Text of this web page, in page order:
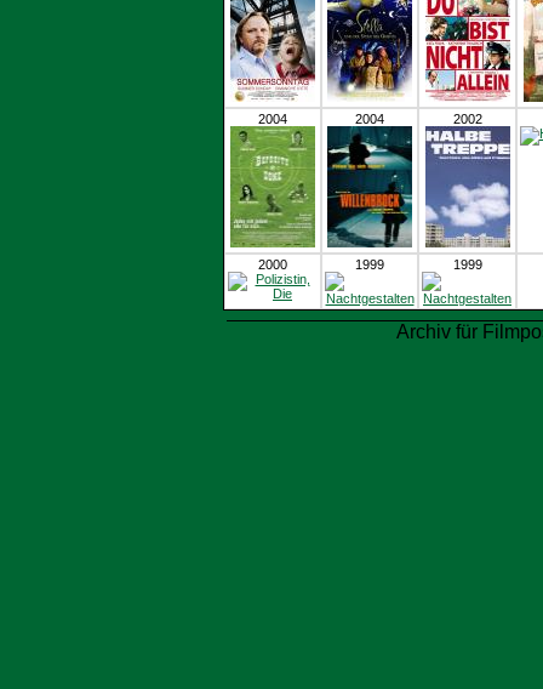
2004 2004 2002
2000 1999 1999
Archiv für